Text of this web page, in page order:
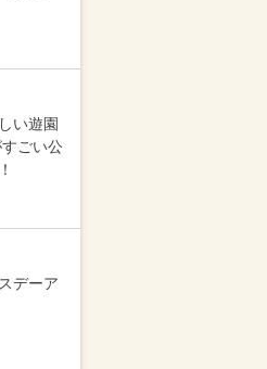
い遊園
ごい公
デーア